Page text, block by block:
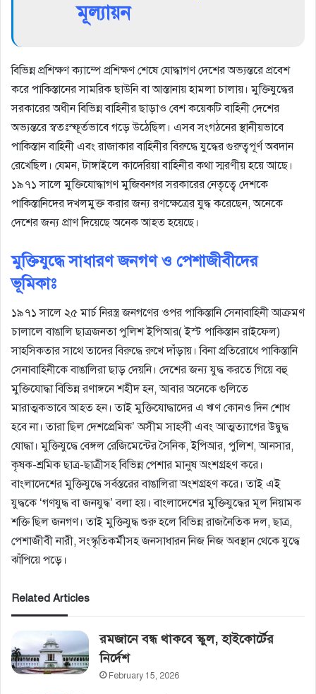
মূল্যায়ন
বিভিন্ন প্রশিক্ষণ ক্যাম্পে প্রশিক্ষণ শেষে যোদ্ধাগণ দেশের অভ্যন্তরে প্রবেশ
করে পাকিস্তানের সামরিক ছাউনি বা আস্তানায় হামলা চালায়। মুক্তিযুদ্ধের
সরকারের অধীন বিভিন্ন বাহিনীর ছাড়াও বেশ কয়েকটি বাহিনী দেশের
অভ্যন্তরে স্বতঃস্ফূর্তভাবে গড়ে উঠেছিল। এসব সংগঠনের স্থানীয়ভাবে
পাকিস্তান বাহিনী এবং রাজাকার বাহিনীর বিরুদ্ধে যুদ্ধের গুরুত্বপূর্ণ অবদান
রেখেছিল। যেমন, টাঙ্গাইলে কাদেরিয়া বাহিনীর কথা স্মরণীয় হয়ে আছে।
১৯৭১ সালে মুক্তিযোদ্ধাগণ মুজিবনগর সরকারের নেতৃত্বে দেশকে
পাকিস্তানিদের দখলমুক্ত করার জন্য রণক্ষেত্রের যুদ্ধ করেছেন, অনেকে
দেশের জন্য প্রাণ দিয়েছে অনেক আহত হয়েছে।
মুক্তিযুদ্ধে সাধারণ জনগণ ও পেশাজীবীদের
ভূমিকাঃ
১৯৭১ সালে ২৫ মার্চ নিরস্ত্র জনগণের ওপর পাকিস্তানি সেনাবাহিনী আক্রমণ
চালালে বাঙালি ছাত্রজনতা পুলিশ ইপিআর( ইস্ট পাকিস্তান রাইফেল)
সাহসিকতার সাথে তাদের বিরুদ্ধে রুখে দাঁড়ায়। বিনা প্রতিরোধে পাকিস্তানি
সেনাবাহিনীকে বাঙালিরা ছাড় দেয়নি। দেশের জন্য যুদ্ধ করতে গিয়ে বহু
মুক্তিযোদ্ধা বিভিন্ন রণাঙ্গনে শহীদ হন, আবার অনেকে গুলিতে
মারাত্মকভাবে আহত হন। তাই মুক্তিযোদ্ধাদের এ ঋণ কোনও দিন শোধ
হবে না। তারা ছিল দেশপ্রেমিক’ অসীম সাহসী এবং আত্মত্যাগের উদ্বুদ্ধ
যোদ্ধা। মুক্তিযুদ্ধে বেঙ্গল রেজিমেন্টের সৈনিক, ইপিআর, পুলিশ, আনসার,
কৃষক-শ্রমিক ছাত্র-ছাত্রীসহ বিভিন্ন পেশার মানুষ অংশগ্রহণ করে।
বাংলাদেশের মুক্তিযুদ্ধে সর্বস্তরের বাঙালিরা অংশগ্রহণ করে। তাই এই
যুদ্ধকে ‘গণযুদ্ধ বা জনযুদ্ধ’ বলা হয়। বাংলাদেশের মুক্তিযুদ্ধের মূল নিয়ামক
শক্তি ছিল জনগণ। তাই মুক্তিযুদ্ধ শুরু হলে বিভিন্ন রাজনৈতিক দল, ছাত্র,
পেশাজীবী নারী, সংস্কৃতিকর্মীসহ জনসাধারন নিজ নিজ অবস্থান থেকে যুদ্ধে
ঝাঁপিয়ে পড়ে।
Related Articles
রমজানে বন্ধ থাকবে স্কুল, হাইকোর্টের‌
নির্দেশ
February 15, 2026